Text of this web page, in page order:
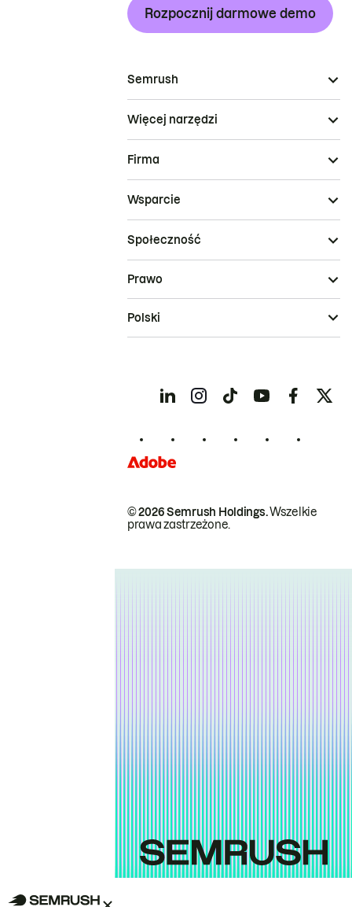
Rozpocznij darmowe demo
Semrush
Więcej narzędzi
Firma
Wsparcie
Społeczność
© 2026 Semrush Holdings.Wszelkie
prawa zastrzeżone.
Prawo
Polski